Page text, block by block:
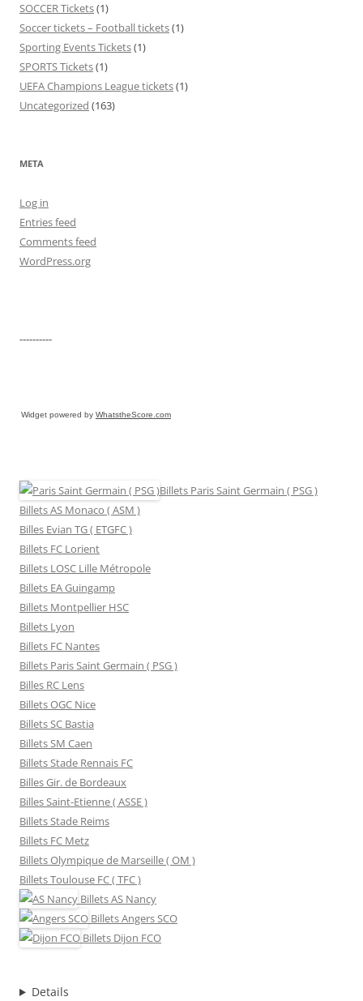
SOCCER Tickets(1)
Soccer tickets – Football tickets(1)
Sporting Events Tickets(1)
SPORTS Tickets(1)
UEFA Champions League tickets(1)
Uncategorized (163)
META
Log in
Entries feed
Comments feed
WordPress.org
----------
Widget powered by WhatstheScore.com
Billets Paris Saint Germain ( PSG )
Billets AS Monaco ( ASM )
Billes Evian TG ( ETGFC )
Billets FC Lorient
Billets LOSC Lille Métropole
Billets EA Guingamp
Billets Montpellier HSC
Billets Lyon
Billets FC Nantes
Billets Paris Saint Germain ( PSG )
Billes RC Lens
Billets OGC Nice
Billets SC Bastia
Billets SM Caen
Billets Stade Rennais FC
Billes Gir. de Bordeaux
Billes Saint-Etienne ( ASSE )
Billets Stade Reims
Billets FC Metz
Billets Olympique de Marseille ( OM )
Billets Toulouse FC ( TFC )
BilletsAS Nancy
BilletsAngers SCO
Billets Dijon FCO
Details